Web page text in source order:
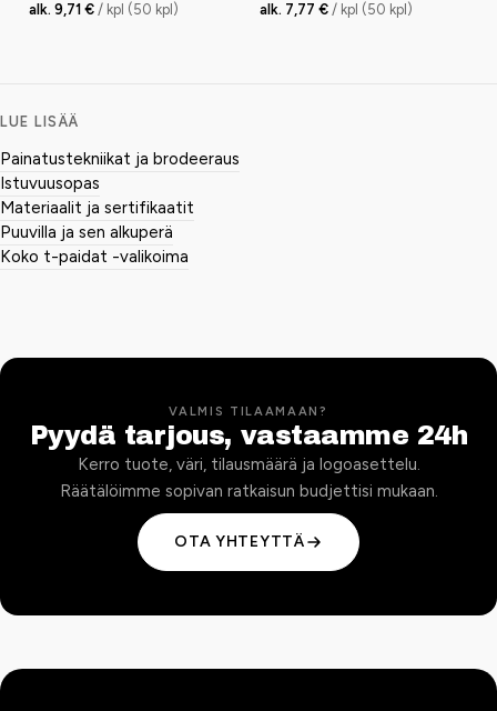
alk. 9,71 € / kpl (50 kpl) alk. 7,77 € / kpl (50 kpl)
LUE LISÄÄ
Painatustekniikat ja brodeeraus
Istuvuusopas
Materiaalit ja sertifikaatit
Puuvilla ja sen alkuperä
Koko t-paidat -valikoima
VALMIS TILAAMAAN?
Pyydä tarjous, vastaamme 24h
Kerro tuote, väri, tilausmäärä ja logoasettelu.
Räätälöimme sopivan ratkaisun budjettisi mukaan.
OTA YHTEYTTÄ